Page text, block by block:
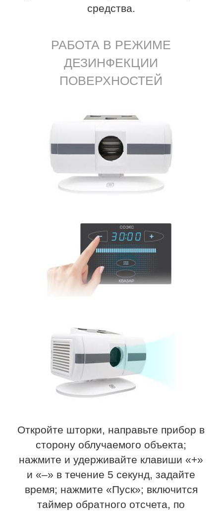
средства.
РАБОТА В РЕЖИМЕ
ДЕЗИНФЕКЦИИ
ПОВЕРХНОСТЕЙ
Откройте шторки, направьте прибор в
сторону облучаемого объекта;
нажмите и удерживайте клавиши «+»
и «–» в течение 5 секунд, задайте
время; нажмите «Пуск»; включится
таймер обратного отсчета, по